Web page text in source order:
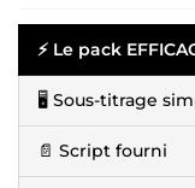
⚡ Le pack
🖥️ Sous-titrage
📄 Script fourni